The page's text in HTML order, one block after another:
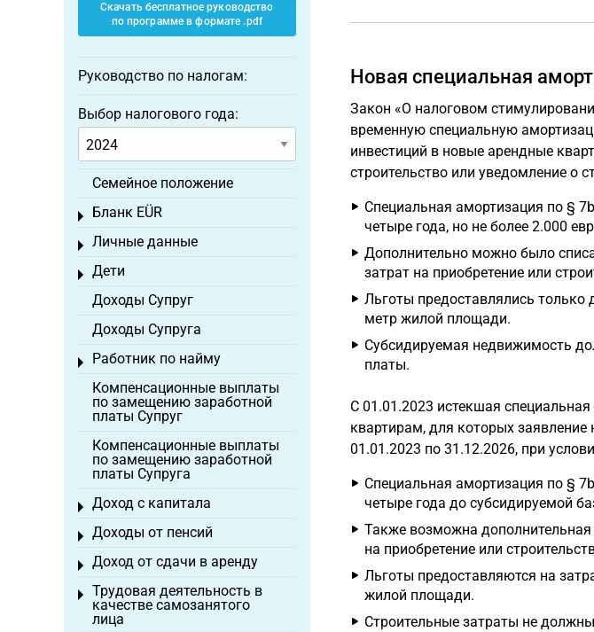
Новая специальная
Закон «О налоговом
временную специальную
инвестиций в новые арендные
строительство или уведомление о
Специальная амортизация по §
четыре года, но не более 2.000
Дополнительно можно было
затрат на приобретение или
Льготы предоставлялись только
метр жилой площади.
Субсидируемая недвижимость
платы.
С 01.01.2023 истекшая
квартирам, для которых заявление
01.01.2023 по 31.12.2026, при
Специальная амортизация по §
четыре года до субсидируемой
Также возможна дополнительная
на приобретение или
Льготы предоставляются на
жилой площади.
Строительные затраты не
Скачать бесплатное руководство
по программе в формате .pdf
Руководство по налогам:
Выбор налогового года:
Семейное положение
Бланк EÜR
Toggle menu
Личные данные
Toggle menu
Дети
Toggle menu
Доходы Супруг
Доходы Супруга
Работник по найму
Toggle menu
Компенсационные выплаты
по замещению заработной
платы Супруг
Компенсационные выплаты
по замещению заработной
платы Супруга
Доход с капитала
Toggle menu
Доходы от пенсий
Toggle menu
Доход от сдачи в аренду
Toggle menu
Трудовая деятельность в
качестве самозанятого
лица
Toggle menu